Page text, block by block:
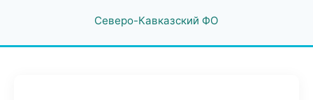
Северо-Кавказский ФО